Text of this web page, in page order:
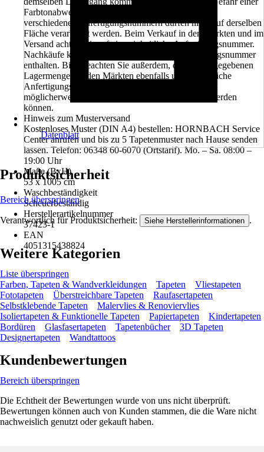
Farbtonabweichung. Tapetenbahnen aus Rollen mit
verschiedenen Anfertigungsnummern dürfen nicht auf derselben
Fläche verarbeitet werden. Beim Verkauf in den Märkten und im
Versand achten wir auf eine einheitliche Anfertigungsnummer.
Nachkäufe können eine unterschiedliche Anfertigungsnummer
enthalten. Bitte beachten Sie außerdem, dass die angegebenen
Lagermengen in den Märkten ebenfalls unterschiedliche
Anfertigungsnummern beinhalten können und somit
möglicherweise nicht in einem Projekt verarbeitet werden
können.
Hinweis zum Musterversand
Kostenloses Muster (DIN A4) bestellen: HORNBACH Service
Center anrufen und bis zu 5 Tapetenmuster nach Hause senden
lassen. Telefon: 06348 60-6070 (Ortstarif). Mo. – Sa. 08:00 –
19:00 Uhr
Maße (BxH)
53 x 1005 cm
Waschbeständigkeit
Scheuerbeständig
Herstellerartikelnummer
37423-1
EAN
4051315438824
Datenblatt
Produktsicherheit
Bereich überspringen
Verantwortlich für Produktsicherheit: Siehe Herstellerinformationen .
Weitere Kategorien
Liste überspringen
Farben, Tapeten & Wandverkleidungen
Tapeten
Vliestapeten
Fototapeten
Überstreichbare Tapeten
Raufasertapeten
Selbstklebende Tapeten
Malervlies & Renoviervlies
Isoliertapeten & Funktionelle Tapeten
Papiertapeten
Kindertapeten
Bordüren
Glasfasertapeten Tapetenbücher
3D Tapeten
Designertapeten
Wandtattoos
Kundenbewertungen
Bereich überspringen
Die Echtheit der Bewertungen wurde von uns nicht überprüft.
Bewertungen können auch von Kunden stammen, die die Ware nicht
nachweislich genutzt oder gekauft haben.